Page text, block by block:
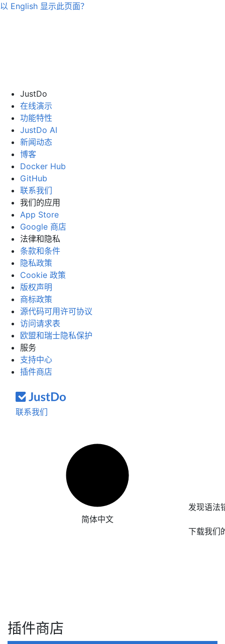
以 English 显示此页面？
JustDo
在线演示
功能特性
JustDo AI
新闻动态
博客
Docker Hub
GitHub
联系我们
我们的应用
App Store
Google 商店
法律和隐私
条款和条件
隐私政策
Cookie 政策
版权声明
商标政策
源代码可用许可协议
访问请求表
欧盟和瑞士隐私保护
服务
支持中心
插件商店
联系我们
简体中文
发现语法
下载我们
插件商店